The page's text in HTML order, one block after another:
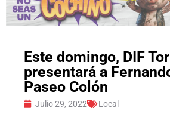
Este domingo, DIF
presentará a
Paseo Colón
Julio 29, 2022 Local